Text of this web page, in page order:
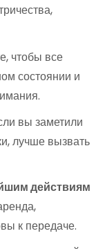
чтобы все
состоянии и
вы заметили
лучше вызвать
действиям
к передаче.